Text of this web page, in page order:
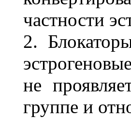
частности
2.
не
группе и